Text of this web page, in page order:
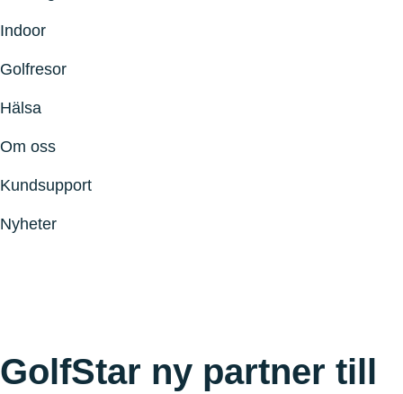
Indoor
Golfresor
Hälsa
Om oss
Kundsupport
Nyheter
GolfStar ny partner till